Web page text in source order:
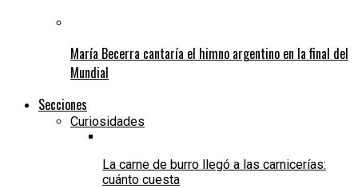
María Becerra cantaría el himno argentino en la final del
Mundial
Secciones
Curiosidades
La carne de burro llegó a las carnicerías:
cuánto cuesta